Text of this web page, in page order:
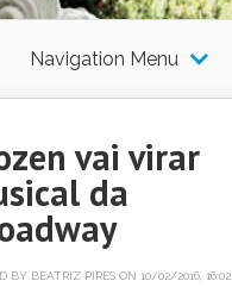
Navigation Menu
vai virar
da
BY BEATRIZ PIRES ON 10/02/2016, 16:02